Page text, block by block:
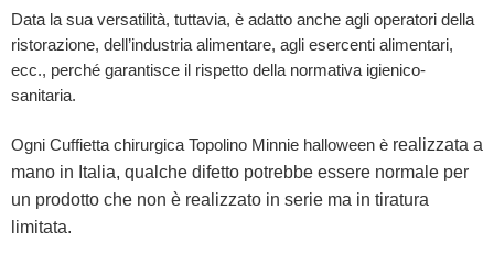
Data la sua versatilità, tuttavia, è adatto anche agli operatori della
ristorazione, dell’industria alimentare, agli esercenti alimentari,
ecc., perché garantisce il rispetto della normativa igienico-
sanitaria.
Ogni Cuffietta chirurgica Topolino Minnie halloween è realizzata a
mano in Italia, qualche difetto potrebbe essere normale per
un prodotto che non è realizzato in serie ma in tiratura
limitata.